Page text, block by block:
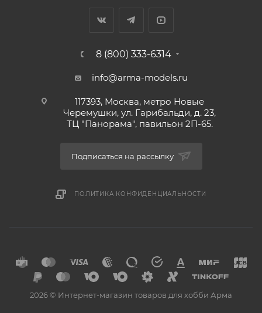
8 (800) 333-6314
info@arma-models.ru
117393, Москва, метро Новые
Черемушки, ул. Гарибальди, д. 23,
ТЦ "Панорама", павильон 2П-65.
Подписаться на рассылку
ПОЛИТИКА КОНФИДЕНЦИАЛЬНОСТИ
2026 © Интернет-магазин товаров для хобби Арма